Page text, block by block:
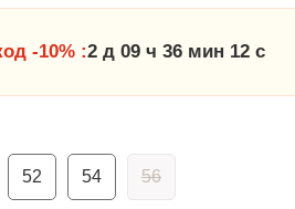
-10% :2 д 09 ч 36 мин 12 с
52 54 56